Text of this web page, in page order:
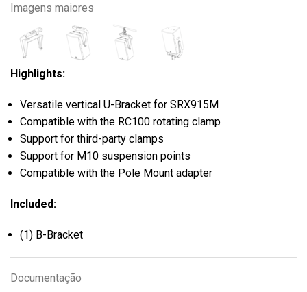
Imagens maiores
Highlights:
Versatile vertical U-Bracket for SRX915M
Compatible with the RC100 rotating clamp
Support for third-party clamps
Support for M10 suspension points
Compatible with the Pole Mount adapter
Included:
(1) B-Bracket
Documentação